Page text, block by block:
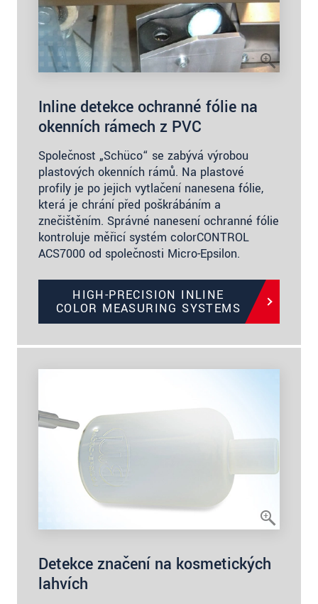
Inline detekce ochranné fólie na
okenních rámech z PVC
Společnost „Schüco“ se zabývá výrobou
plastových okenních rámů. Na plastové
profily je po jejich vytlačení nanesena fólie,
která je chrání před poškrábáním a
znečištěním. Správné nanesení ochranné fólie
kontroluje měřicí systém colorCONTROL
ACS7000 od společnosti Micro-Epsilon.
HIGH-PRECISION INLINE
COLOR MEASURING SYSTEMS
Detekce značení na kosmetických
lahvích